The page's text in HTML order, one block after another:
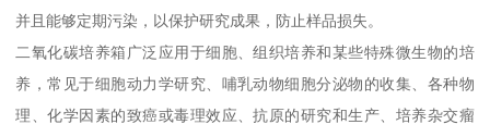
并且能够定期污染，以保护研究成果，防止样品损失。
二氧化碳培养箱广泛应用于细胞、组织培养和某些特殊微生物的培
养，常见于细胞动力学研究、哺乳动物细胞分泌物的收集、各种物
理、化学因素的致癌或毒理效应、抗原的研究和生产、培养杂交瘤